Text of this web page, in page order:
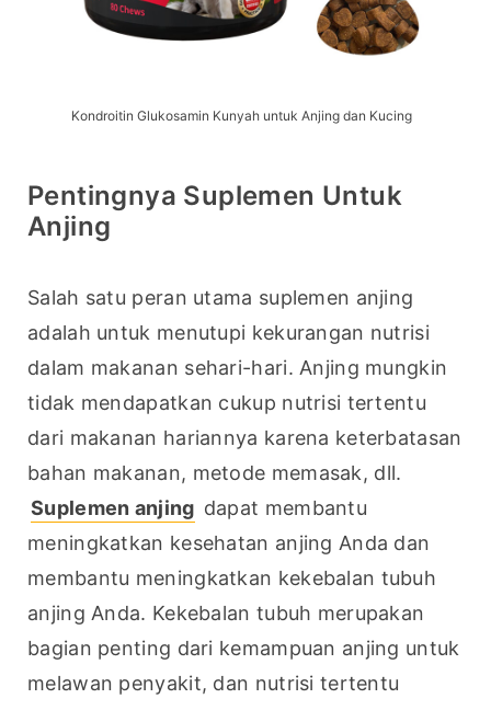
Kondroitin Glukosamin Kunyah untuk Anjing dan Kucing
Pentingnya Suplemen Untuk
Anjing
Salah satu peran utama suplemen anjing
adalah untuk menutupi kekurangan nutrisi
dalam makanan sehari-hari. Anjing mungkin
tidak mendapatkan cukup nutrisi tertentu
dari makanan hariannya karena keterbatasan
bahan makanan, metode memasak, dll.
Suplemen anjing dapat membantu
meningkatkan kesehatan anjing Anda dan
membantu meningkatkan kekebalan tubuh
anjing Anda. Kekebalan tubuh merupakan
bagian penting dari kemampuan anjing untuk
melawan penyakit, dan nutrisi tertentu